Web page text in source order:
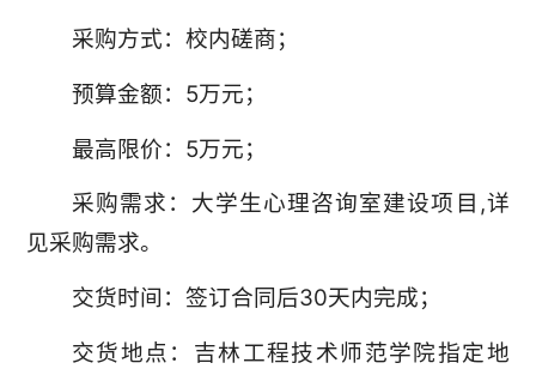
采购方式：校内磋商；
预算金额：5万元；
最高限价：5万元；
采购需求：大学生心理咨询室建设项目,详
见采购需求。
交货时间：签订合同后30天内完成；
交货地点：吉林工程技术师范学院指定地